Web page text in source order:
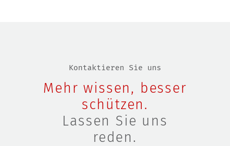
Kontaktieren Sie uns
Mehr wissen, besser
schützen.
Lassen Sie uns
reden.